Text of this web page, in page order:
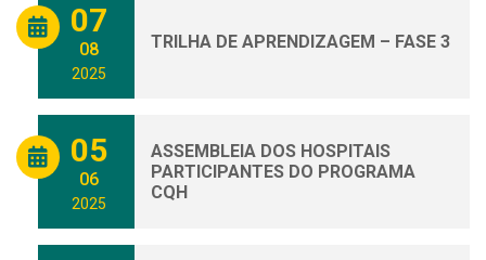
07
08
2025
TRILHA DE APRENDIZAGEM – FASE 3
05
06
2025
ASSEMBLEIA DOS HOSPITAIS
PARTICIPANTES DO PROGRAMA
CQH